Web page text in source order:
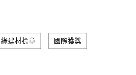
綠建材標章 國際獲獎